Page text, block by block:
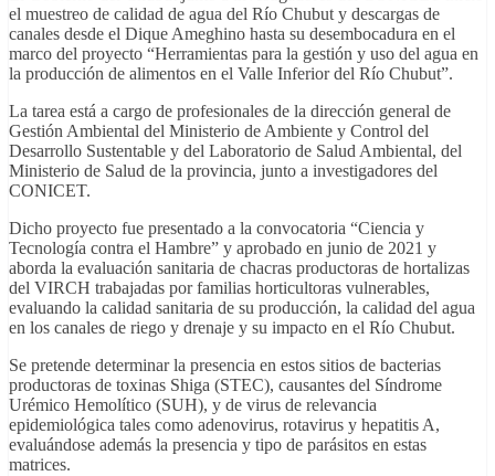
el muestreo de calidad de agua del Río Chubut y descargas de
canales desde el Dique Ameghino hasta su desembocadura en el
marco del proyecto “Herramientas para la gestión y uso del agua en
la producción de alimentos en el Valle Inferior del Río Chubut”.
La tarea está a cargo de profesionales de la dirección general de
Gestión Ambiental del Ministerio de Ambiente y Control del
Desarrollo Sustentable y del Laboratorio de Salud Ambiental, del
Ministerio de Salud de la provincia, junto a investigadores del
CONICET.
Dicho proyecto fue presentado a la convocatoria “Ciencia y
Tecnología contra el Hambre” y aprobado en junio de 2021 y
aborda la evaluación sanitaria de chacras productoras de hortalizas
del VIRCH trabajadas por familias horticultoras vulnerables,
evaluando la calidad sanitaria de su producción, la calidad del agua
en los canales de riego y drenaje y su impacto en el Río Chubut.
Se pretende determinar la presencia en estos sitios de bacterias
productoras de toxinas Shiga (STEC), causantes del Síndrome
Urémico Hemolítico (SUH), y de virus de relevancia
epidemiológica tales como adenovirus, rotavirus y hepatitis A,
evaluándose además la presencia y tipo de parásitos en estas
matrices.